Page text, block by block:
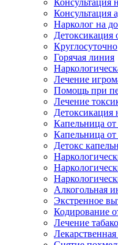
Консультация
Консультация
Нарколог на
Детоксикация
Круглосуточно
Горячая линия
Лечение
Помощь при
Лечение
Детоксикация
Капельница от
Капельница от
Детокс
Алкогольная
Экстренное
Кодирование
Лечение